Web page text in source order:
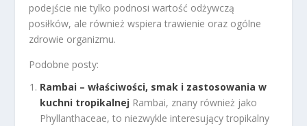
podejście nie tylko podnosi wartość odżywczą
posiłków, ale również wspiera trawienie oraz ogólne
zdrowie organizmu.
Podobne posty:
Rambai – właściwości, smak i zastosowania w
kuchni tropikalnej Rambai, znany również jako
Phyllanthaceae, to niezwykle interesujący tropikalny